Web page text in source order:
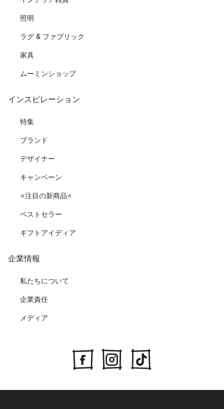
照明
ラグ & ファブリック
家具
ムーミンショップ
インスピレーション
特集
ブランド
デザイナー
キャンペーン
⭐️注目の新商品⭐️
ベストセラー
ギフトアイディア
企業情報
私たちについて
企業責任
メディア